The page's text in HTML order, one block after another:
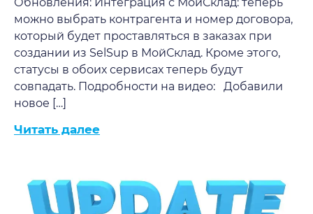
можно выбрать контрагента и номер договора,
который будет проставляться в заказах при
создании из SelSup в МойСклад. Кроме этого,
статусы в обоих сервисах теперь будут
совпадать. Подробности на видео: Добавили
новое […]
Читать далее